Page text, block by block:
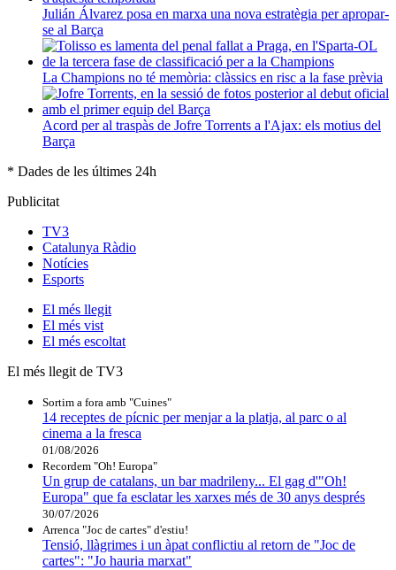
Julián Álvarez posa en marxa una nova estratègia per apropar-
se al Barça
La Champions no té memòria: clàssics en risc a la fase prèvia
Acord per al traspàs de Jofre Torrents a l'Ajax: els motius del
Barça
* Dades de les últimes 24h
Publicitat
TV3
Catalunya Ràdio
Notícies
Esports
El més llegit
El més vist
El més escoltat
El més llegit de TV3
Sortim a fora amb "Cuines"
14 receptes de pícnic per menjar a la platja, al parc o al
cinema a la fresca
01/08/2026
Recordem "Oh! Europa"
Un grup de catalans, un bar madrileny... El gag d'"Oh!
Europa" que fa esclatar les xarxes més de 30 anys després
30/07/2026
Arrenca "Joc de cartes" d'estiu!
Tensió, llàgrimes i un àpat conflictiu al retorn de "Joc de
cartes": "Jo hauria marxat"